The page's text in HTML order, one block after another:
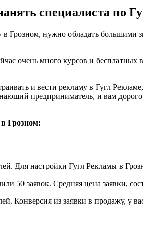
специалиста по
в Грозном, нужно обладать
очень много курсов и
и вести рекламу в Гугл
предприниматель, и вам
Грозном:
Для настройки Гугл Рекламы в
50 заявок. Средняя цена заявки,
Конверсия из заявки в продажу, у